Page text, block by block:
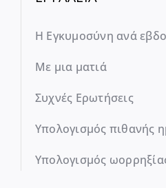
Η Εγκυμοσύνη ανά
Με μια ματιά
Συχνές Ερωτήσεις
Υπολογισμός πιθανής
Υπολογισμός